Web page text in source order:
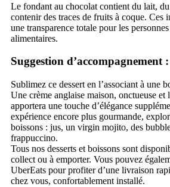
Le fondant au chocolat contient du lait,
contenir des traces de fruits à coque. Ces
une transparence totale pour les
alimentaires.
Suggestion d’accompagnement :
Sublimez ce dessert en l’associant à une
Une crème anglaise maison, onctueuse et
apportera une touche d’élégance
expérience encore plus gourmande,
boissons : jus, un virgin mojito, des
frappuccino.
Tous nos desserts et boissons sont
collect ou à emporter. Vous pouvez
UberEats pour profiter d’une livraison
chez vous, confortablement installé.